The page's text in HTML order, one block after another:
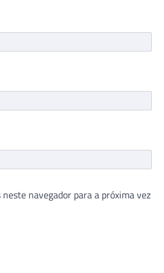
navegador para a próxima vez